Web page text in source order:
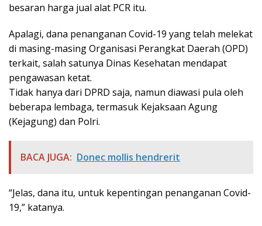
besaran harga jual alat PCR itu.
Apalagi, dana penanganan Covid-19 yang telah melekat
di masing-masing Organisasi Perangkat Daerah (OPD)
terkait, salah satunya Dinas Kesehatan mendapat
pengawasan ketat.
Tidak hanya dari DPRD saja, namun diawasi pula oleh
beberapa lembaga, termasuk Kejaksaan Agung
(Kejagung) dan Polri.
BACA JUGA: Donec mollis hendrerit
“Jelas, dana itu, untuk kepentingan penanganan Covid-
19,” katanya.